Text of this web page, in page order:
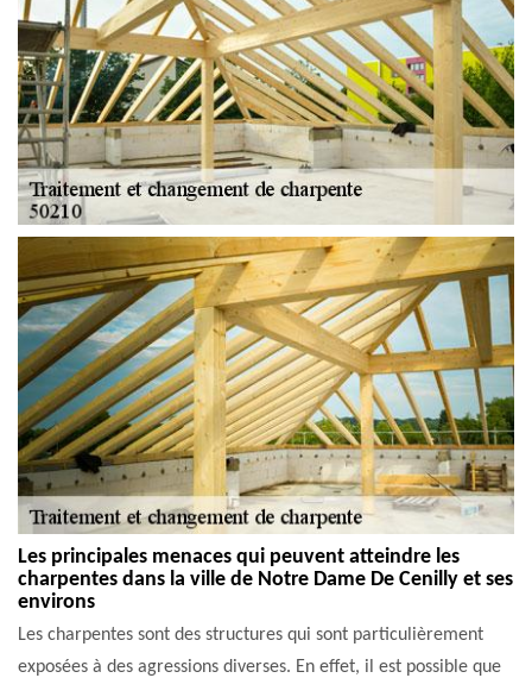
Les principales menaces qui peuvent atteindre les
charpentes dans la ville de Notre Dame De Cenilly et ses
environs
Les charpentes sont des structures qui sont particulièrement
exposées à des agressions diverses. En effet, il est possible que